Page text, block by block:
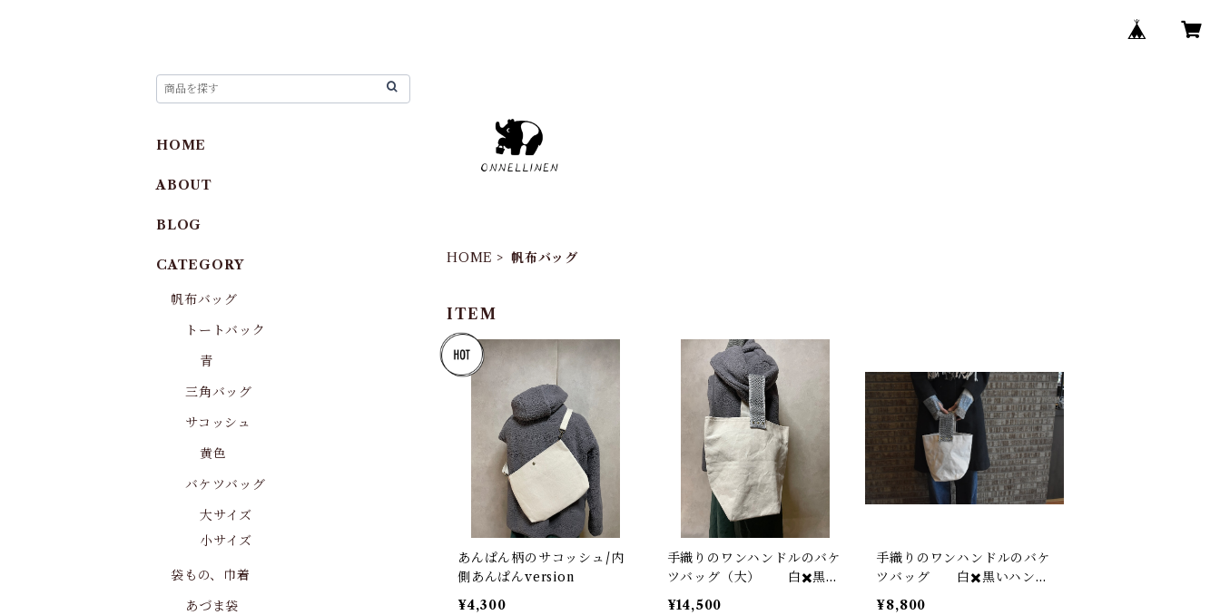
HOME 帆布バッグ
ITEM
あんぱん柄のサコッシュ/内
側あんぱんversion
¥4,300
手織りのワンハンドルのバケ
ツバッグ（大） 白✖️黒い
ハンドル
¥14,500
手織りのワンハンドルのバケ
ツバッグ 白✖️黒いハンド
ル
¥8,800
HOME
ABOUT
BLOG
CATEGORY
帆布バッグ
トートバック
青
三角バッグ
サコッシュ
黄色
バケツバッグ
大サイズ
小サイズ
袋もの、巾着
あづま袋